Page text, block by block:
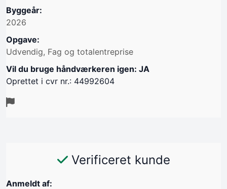
Byggeår:
2026
Opgave:
Udvendig, Fag og totalentreprise
Vil du bruge håndværkeren igen: JA
Oprettet i cvr nr.: 44992604
Verificeret kunde
Anmeldt af: